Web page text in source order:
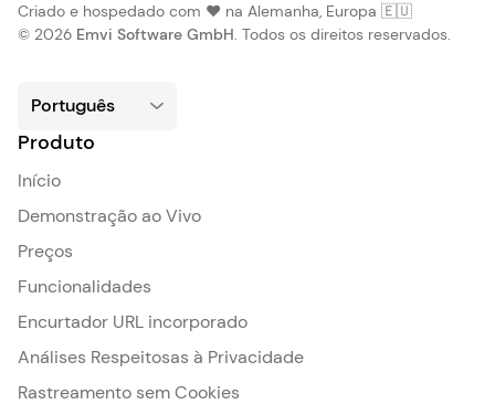
Criado e hospedado com ❤️ na Alemanha, Europa 🇪🇺
© 2026 Emvi Software GmbH. Todos os direitos reservados.
Produto
Início
Demonstração ao Vivo
Preços
Funcionalidades
Encurtador URL incorporado
Análises Respeitosas à Privacidade
Rastreamento sem Cookies